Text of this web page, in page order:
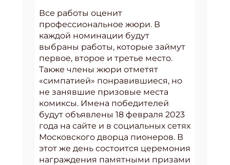
Все работы оценит
профессиональное жюри. В
каждой номинации будут
выбраны работы, которые займут
первое, второе и третье место.
Также члены жюри отметят
«симпатией» понравившиеся, но
не занявшие призовые места
комиксы. Имена победителей
будут объявлены 18 февраля 2023
года на сайте и в социальных сетях
Московского дворца пионеров. В
этот же день состоится церемония
награждения памятными призами